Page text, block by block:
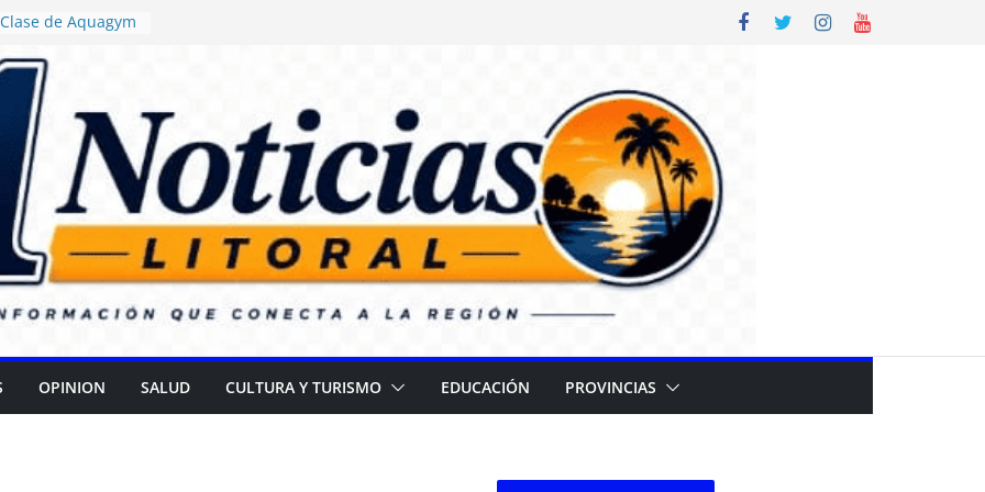
de Aquagym
ordenó
de alimentos con
en escuelas
Daniel Rossi
Centro de Salud
II
campaña para
cataratas
Gran
Día de las
OPINION SALUD CULTURA Y TURISMO EDUCACIÓN PROVINCIAS